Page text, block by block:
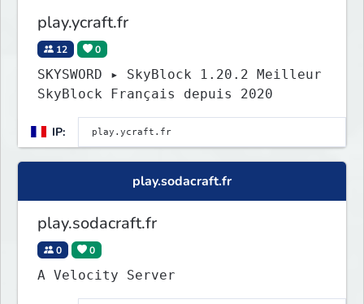
play.ycraft.fr
12 0
SKYSWORD ▸ SkyBlock 1.20.2 Meilleur
SkyBlock Français depuis 2020
IP:
play.sodacraft.fr
play.sodacraft.fr
0 0
A Velocity Server